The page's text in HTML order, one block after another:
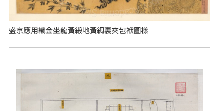
盛京應用織金坐龍黃緞地黃綢裏夾包袱圖樣